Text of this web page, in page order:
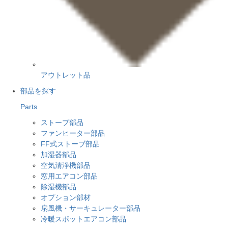
アウトレット品
部品を探す
Parts
ストーブ部品
ファンヒーター部品
FF式ストーブ部品
加湿器部品
空気清浄機部品
窓用エアコン部品
除湿機部品
オプション部材
扇風機・サーキュレーター部品
冷暖スポットエアコン部品